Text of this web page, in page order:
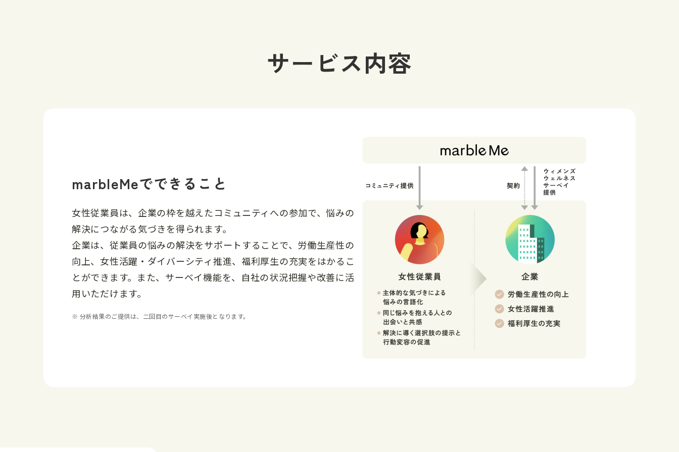
サービス内容
marbleMeでできること
女性従業員は、企業の枠を越えたコミュニティへの参加で、悩みの
解決につながる気づきを得られます。
企業は、従業員の悩みの解決をサポートすることで、労働生産性の
向上、女性活躍・ダイバーシティ推進、福利厚生の充実をはかるこ
とができます。また、サーベイ機能を、自社の状況把握や改善に活
用いただけます。
※ 分析結果のご提供は、二回目のサーベイ実施後となります。